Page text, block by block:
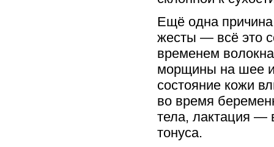
Ещё одна
жесты — всё это
временем
морщины на шее и
состояние кожи
во время
тела, лактация —
тонуса.